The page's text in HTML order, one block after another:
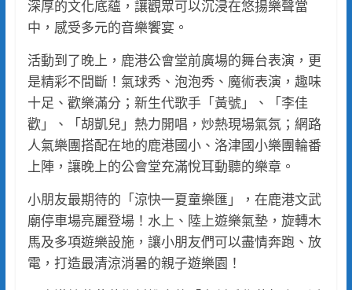
深厚的文化底蘊，讓觀眾可以沉浸在悠揚樂聲當
中，感受多元的音樂饗宴。
活動到了晚上，鹿港公會堂前廣場的舞台表演，更
是精彩不間斷！氣球秀、泡泡秀、魔術表演，趣味
十足、歡樂滿分；新生代歌手「黃號」、「李佳
歡」、「胡凱兒」熱力開唱，炒熱現場氣氛；網路
人氣樂團搭配在地的鹿港國小、洛津國小樂團輪番
上陣，讓晚上的公會堂充滿悅耳動聽的樂章。
小朋友最期待的「涼快一夏童樂匯」，在鹿港文武
廟停車場亮麗登場！水上、陸上遊樂氣墊，旋轉木
馬及多項遊樂設施，讓小朋友們可以盡情奔跑、放
電，打造最清涼消暑的親子遊樂園！